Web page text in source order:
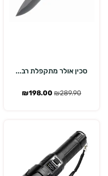
סכין אולר מתקפלת רב...
₪289.90
₪198.00